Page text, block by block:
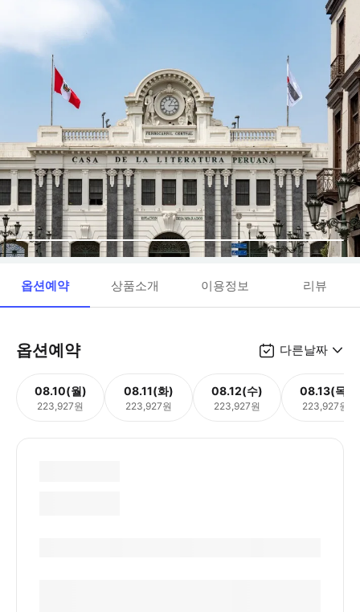
옵션예약 상품소개 이용정보 리뷰
옵션예약 다른날짜
08.10(월)
223,927원
08.11(화)
223,927원
08.12(수)
223,927원
08.13(목)
223,927원